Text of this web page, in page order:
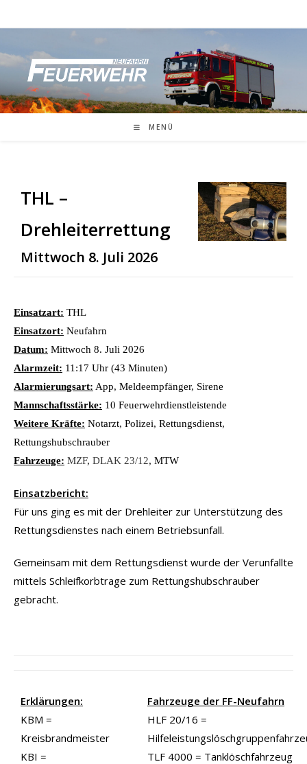
Inhalt
MENÜ
THL –
Drehleiterrettung
Mittwoch 8. Juli 2026
Einsatzart: THL
Einsatzort: Neufahrn
Datum: Mittwoch 8. Juli 2026
Alarmzeit: 11:17 Uhr (43 Minuten)
Alarmierungsart: App, Meldeempfänger, Sirene
Mannschaftsstärke: 10 Feuerwehrdienstleistende
Weitere Kräfte: Notarzt, Polizei, Rettungsdienst,
Rettungshubschrauber
Fahrzeuge: MZF, DLAK 23/12, MTW
Einsatzbericht:
Für uns ging es mit der Drehleiter zur Unterstützung des
Rettungsdienstes nach einem Betriebsunfall.
Gemeinsam mit dem Rettungsdienst wurde der Verunfallte
mittels Schleifkorbtrage zum Rettungshubschrauber
gebracht.
Erklärungen:
KBM =
Kreisbrandmeister
KBI =
Fahrzeuge der FF-Neufahrn
HLF 20/16 =
TLF 4000 = Tanklöschfahrzeug